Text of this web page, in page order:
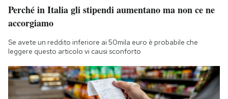
Perché in Italia gli stipendi aumentano ma non ce ne
accorgiamo
Se avete un reddito inferiore ai 50mila euro è probabile che
leggere questo articolo vi causi sconforto